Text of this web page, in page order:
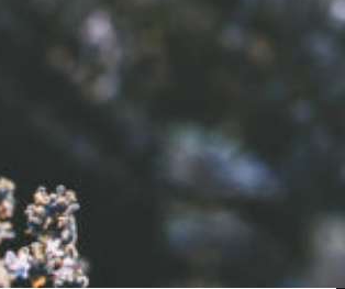
bei der Betreuung und Pflege von Babys ist
ist die Verwendung von Schnullerboxen.
Beruhigung der Kleinen verwendet werden.
Accessoires für Babys, sie helfen,
sie hygienisch und ordentlich aufbewahrt
bequem zur Hand zu haben, wenn sie benötigt
in verschiedenen Materialien,
zu werden. Mit der richtigen Schnullerbox
ob sie zu Hause oder unterwegs sind.
Schnullerbox